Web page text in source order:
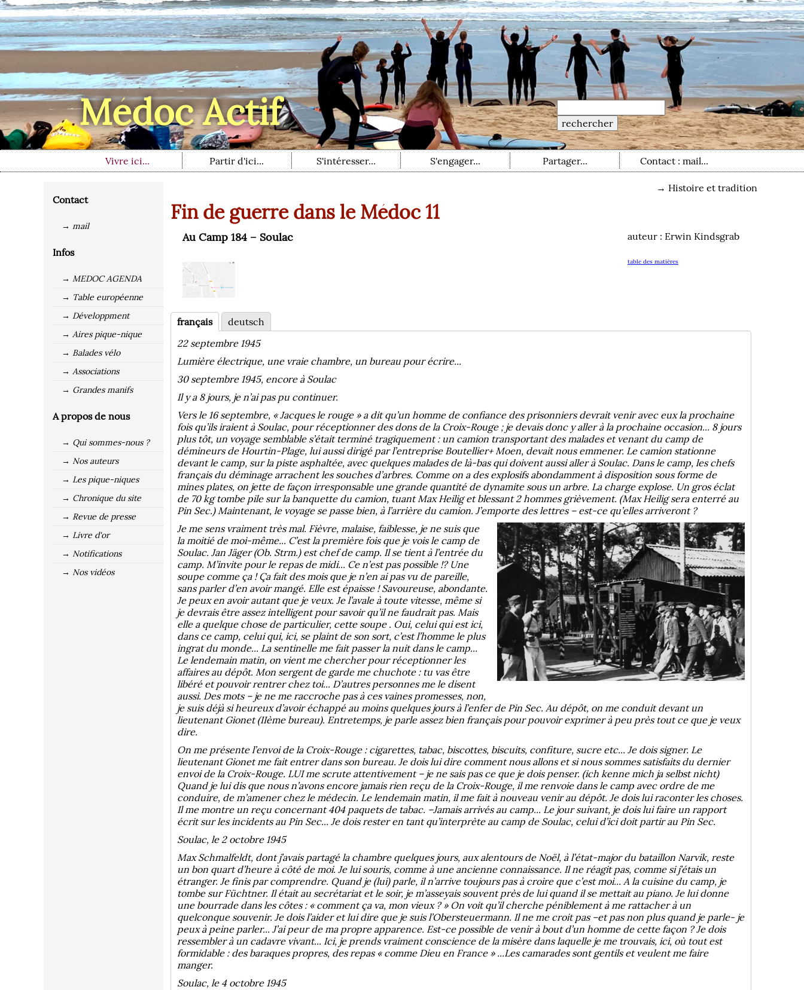
Médoc Actif
Vivre ici... Partir d'ici... S'intéresser... S'engager... Partager... Contact : mail...
Contact
→ mail
Infos
→ MEDOC AGENDA
→ Table européenne
→ Développment
→ Aires pique-nique
→ Balades vélo
→ Associations
→ Grandes manifs
A propos de nous
→ Qui sommes-nous ?
→ Nos auteurs
→ Les pique-niques
→ Chronique du site
→ Revue de presse
→ Livre d'or
→ Notifications
→ Nos vidéos
→ Histoire et tradition
Fin de guerre dans le Médoc 11
auteur : Erwin Kindsgrab
table des matières
Au Camp 184 – Soulac
français
deutsch
22 septembre 1945
Lumière électrique, une vraie chambre, un bureau pour écrire...
30 septembre 1945, encore à Soulac
Il y a 8 jours, je n’ai pas pu continuer.
Vers le 16 septembre, « Jacques le rouge » a dit qu’un homme de confiance des prisonniers devrait venir avec eux la prochaine
fois qu’ils iraient à Soulac, pour réceptionner des dons de la Croix-Rouge ; je devais donc y aller à la prochaine occasion... 8 jours
plus tôt, un voyage semblable s’était terminé tragiquement : un camion transportant des malades et venant du camp de
démineurs de Hourtin-Plage, lui aussi dirigé par l’entreprise Boutellier+ Moen, devait nous emmener. Le camion stationne
devant le camp, sur la piste asphaltée, avec quelques malades de là-bas qui doivent aussi aller à Soulac. Dans le camp, les chefs
français du déminage arrachent les souches d’arbres. Comme on a des explosifs abondamment à disposition sous forme de
mines plates, on jette de façon irresponsable une grande quantité de dynamite sous un arbre. La charge explose. Un gros éclat
de 70 kg tombe pile sur la banquette du camion, tuant Max Heilig et blessant 2 hommes grièvement. (Max Heilig sera enterré au
Pin Sec.) Maintenant, le voyage se passe bien, à l’arrière du camion. J’emporte des lettres – est-ce qu’elles arriveront ?
Je me sens vraiment très mal. Fièvre, malaise, faiblesse, je ne suis que
la moitié de moi-même... C’est la première fois que je vois le camp de
Soulac. Jan Jäger (Ob. Strm.) est chef de camp. Il se tient à l’entrée du
camp. M’invite pour le repas de midi... Ce n’est pas possible !? Une
soupe comme ça ! Ça fait des mois que je n’en ai pas vu de pareille,
sans parler d’en avoir mangé. Elle est épaisse ! Savoureuse, abondante.
Je peux en avoir autant que je veux. Je l’avale à toute vitesse, même si
je devrais être assez intelligent pour savoir qu’il ne faudrait pas. Mais
elle a quelque chose de particulier, cette soupe . Oui, celui qui est ici,
dans ce camp, celui qui, ici, se plaint de son sort, c’est l’homme le plus
ingrat du monde... La sentinelle me fait passer la nuit dans le camp...
Le lendemain matin, on vient me chercher pour réceptionner les
affaires au dépôt. Mon sergent de garde me chuchote : tu vas être
libéré et pouvoir rentrer chez toi... D’autres personnes me le disent
aussi. Des mots – je ne me raccroche pas à ces vaines promesses, non,
je suis déjà si heureux d’avoir échappé au moins quelques jours à l’enfer de Pin Sec. Au dépôt, on me conduit devant un
lieutenant Gionet (IIème bureau). Entretemps, je parle assez bien français pour pouvoir exprimer à peu près tout ce que je veux
dire.
On me présente l’envoi de la Croix-Rouge : cigarettes, tabac, biscottes, biscuits, confiture, sucre etc... Je dois signer. Le
lieutenant Gionet me fait entrer dans son bureau. Je dois lui dire comment nous allons et si nous sommes satisfaits du dernier
envoi de la Croix-Rouge. LUI me scrute attentivement – je ne sais pas ce que je dois penser. (ich kenne mich ja selbst nicht)
Quand je lui dis que nous n’avons encore jamais rien reçu de la Croix-Rouge, il me renvoie dans le camp avec ordre de me
conduire, de m’amener chez le médecin. Le lendemain matin, il me fait à nouveau venir au dépôt. Je dois lui raconter les choses.
Il me montre un reçu concernant 404 paquets de tabac. –Jamais arrivés au camp... Le jour suivant, je dois lui faire un rapport
écrit sur les incidents au Pin Sec... Je dois rester en tant qu’interprète au camp de Soulac, celui d’ici doit partir au Pin Sec.
Soulac, le 2 octobre 1945
Max Schmalfeldt, dont j’avais partagé la chambre quelques jours, aux alentours de Noël, à l’état-major du bataillon Narvik, reste
un bon quart d’heure à côté de moi. Je lui souris, comme à une ancienne connaissance. Il ne réagit pas, comme si j’étais un
étranger. Je finis par comprendre. Quand je (lui) parle, il n’arrive toujours pas à croire que c’est moi... A la cuisine du camp, je
tombe sur Füchtner. Il était au secrétariat et le soir, je m’asseyais souvent près de lui quand il se mettait au piano. Je lui donne
une bourrade dans les côtes : « comment ça va, mon vieux ? » On voit qu’il cherche péniblement à me rattacher à un
quelconque souvenir. Je dois l’aider et lui dire que je suis l’Obersteuermann. Il ne me croit pas –et pas non plus quand je parle- je
peux à peine parler... J’ai peur de ma propre apparence. Est-ce possible de venir à bout d’un homme de cette façon ? Je dois
ressembler à un cadavre vivant... Ici, je prends vraiment conscience de la misère dans laquelle je me trouvais, ici, où tout est
formidable : des baraques propres, des repas « comme Dieu en France » ...Les camarades sont gentils et veulent me faire
manger.
Soulac, le 4 octobre 1945